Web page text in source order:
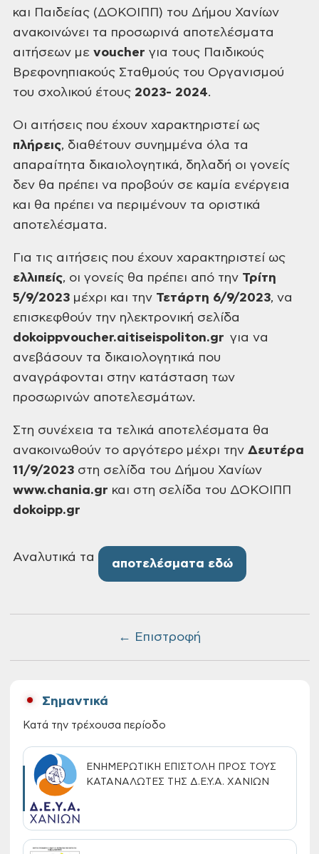
← Επιστροφή
και Παιδείας (ΔΟΚΟΙΠΠ) του Δήμου Χανίων
ανακοινώνει τα προσωρινά αποτελέσματα
αιτήσεων με voucher για τους Παιδικούς
Βρεφονηπιακούς Σταθμούς του Οργανισμού
του σχολικού έτους 2023- 2024.
Οι αιτήσεις που έχουν χαρακτηριστεί ως
πλήρεις, διαθέτουν συνημμένα όλα τα
απαραίτητα δικαιολογητικά, δηλαδή οι γονείς
δεν θα πρέπει να προβούν σε καμία ενέργεια
και θα πρέπει να περιμένουν τα οριστικά
αποτελέσματα.
Για τις αιτήσεις που έχουν χαρακτηριστεί ως
ελλιπείς, οι γονείς θα πρέπει από την Τρίτη
5/9/2023 μέχρι και την Τετάρτη 6/9/2023, να
επισκεφθούν την ηλεκτρονική σελίδα
dokoippvoucher.aitiseispoliton.gr για να
ανεβάσουν τα δικαιολογητικά που
αναγράφονται στην κατάσταση των
προσωρινών αποτελεσμάτων.
Στη συνέχεια τα τελικά αποτελέσματα θα
ανακοινωθούν το αργότερο μέχρι την Δευτέρα
11/9/2023 στη σελίδα του Δήμου Χανίων
www.chania.gr και στη σελίδα του ΔΟΚΟΙΠΠ
dokoipp.gr
Αναλυτικά τα
αποτελέσματα εδώ
Σημαντικά
Κατά την τρέχουσα περίοδο
ΕΝΗΜΕΡΩΤΙΚΗ ΕΠΙΣΤΟΛΗ ΠΡΟΣ ΤΟΥΣ
ΚΑΤΑΝΑΛΩΤΕΣ ΤΗΣ Δ.Ε.Υ.Α. ΧΑΝΙΩΝ